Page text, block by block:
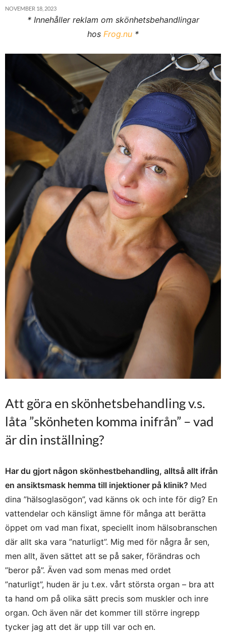
NOVEMBER 18, 2023
* Innehåller reklam om skönhetsbehandlingar
hos Frog.nu *
Att göra en skönhetsbehandling v.s.
låta ”skönheten komma inifrån” – vad
är din inställning?
Har du gjort någon skönhestbehandling, alltså allt ifrån
en ansiktsmask hemma till injektioner på klinik? Med
dina ”hälsoglasögon”, vad känns ok och inte för dig? En
vattendelar och känsligt ämne för många att berätta
öppet om vad man fixat, speciellt inom hälsobranschen
där allt ska vara ”naturligt”. Mig med för några år sen,
men allt, även sättet att se på saker, förändras och
”beror på”. Även vad som menas med ordet
”naturligt”, huden är ju t.ex. vårt största organ – bra att
ta hand om på olika sätt precis som muskler och inre
organ. Och även när det kommer till större ingrepp
tycker jag att det är upp till var och en.